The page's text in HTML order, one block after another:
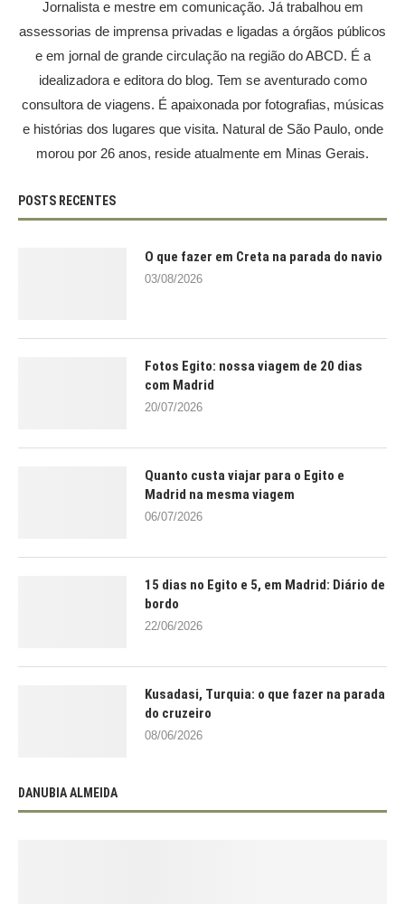
Jornalista e mestre em comunicação. Já trabalhou em
assessorias de imprensa privadas e ligadas a órgãos públicos
e em jornal de grande circulação na região do ABCD. É a
idealizadora e editora do blog. Tem se aventurado como
consultora de viagens. É apaixonada por fotografias, músicas
e histórias dos lugares que visita. Natural de São Paulo, onde
morou por 26 anos, reside atualmente em Minas Gerais.
POSTS RECENTES
O que fazer em Creta na parada do navio
03/08/2026
Fotos Egito: nossa viagem de 20 dias
com Madrid
20/07/2026
Quanto custa viajar para o Egito e
Madrid na mesma viagem
06/07/2026
15 dias no Egito e 5, em Madrid: Diário de
bordo
22/06/2026
Kusadasi, Turquia: o que fazer na parada
do cruzeiro
08/06/2026
DANUBIA ALMEIDA